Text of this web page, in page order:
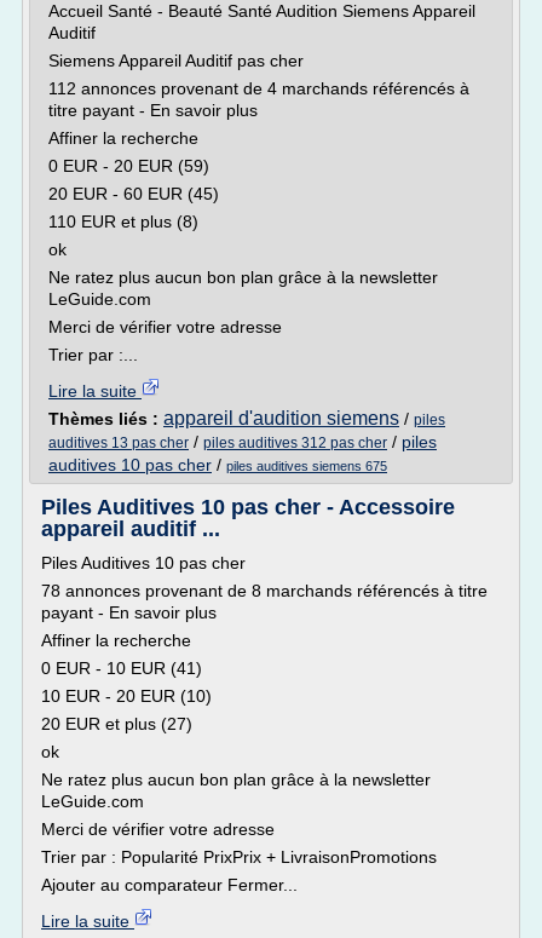
Accueil Santé - Beauté Santé Audition Siemens Appareil
Auditif
Siemens Appareil Auditif pas cher
112 annonces provenant de 4 marchands référencés à
titre payant - En savoir plus
Affiner la recherche
0 EUR - 20 EUR (59)
20 EUR - 60 EUR (45)
110 EUR et plus (8)
ok
Ne ratez plus aucun bon plan grâce à la newsletter
LeGuide.com
Merci de vérifier votre adresse
Trier par :...
Lire la suite
Thèmes liés : appareil d'audition siemens / piles
auditives 13 pas cher / piles auditives 312 pas cher / piles
auditives 10 pas cher / piles auditives siemens 675
Piles Auditives 10 pas cher - Accessoire
appareil auditif ...
Piles Auditives 10 pas cher
78 annonces provenant de 8 marchands référencés à titre
payant - En savoir plus
Affiner la recherche
0 EUR - 10 EUR (41)
10 EUR - 20 EUR (10)
20 EUR et plus (27)
ok
Ne ratez plus aucun bon plan grâce à la newsletter
LeGuide.com
Merci de vérifier votre adresse
Trier par : Popularité PrixPrix + LivraisonPromotions
Ajouter au comparateur Fermer...
Lire la suite